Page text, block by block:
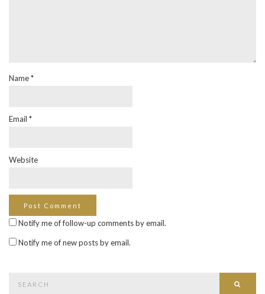
Name*
Email *
Website
Notify me of follow-up comments by email.
Notify me of new posts by email.